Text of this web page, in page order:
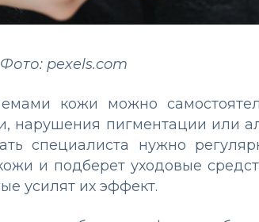
Фото: pexels.com
кожи можно
нарушения пигментации или
специалиста нужно
и подберет уходовые
усилят их эффект.